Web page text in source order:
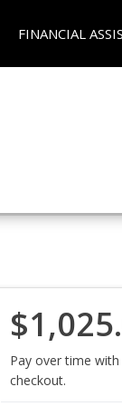
FINANCIAL
Pay over time with
checkout.